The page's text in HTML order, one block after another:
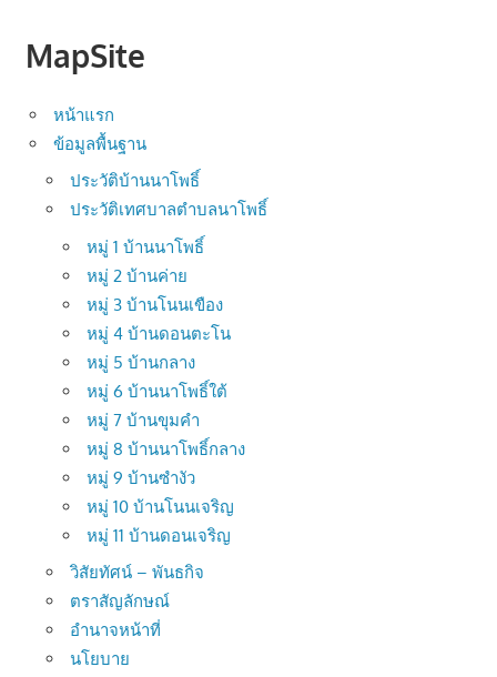
MapSite
หน้าแรก
ข้อมูลพื้นฐาน
ประวัติบ้านนาโพธิ์
ประวัติเทศบาลตำบลนาโพธิ์
หมู่ 1 บ้านนาโพธิ์
หมู่ 2 บ้านค่าย
หมู่ 3 บ้านโนนเขือง
หมู่ 4 บ้านดอนตะโน
หมู่ 5 บ้านกลาง
หมู่ 6 บ้านนาโพธิ์ใต้
หมู่ 7 บ้านขุมคำ
หมู่ 8 บ้านนาโพธิ์กลาง
หมู่ 9 บ้านซำงัว
หมู่ 10 บ้านโนนเจริญ
หมู่ 11 บ้านดอนเจริญ
วิสัยทัศน์ – พันธกิจ
ตราสัญลักษณ์
อำนาจหน้าที่
นโยบาย